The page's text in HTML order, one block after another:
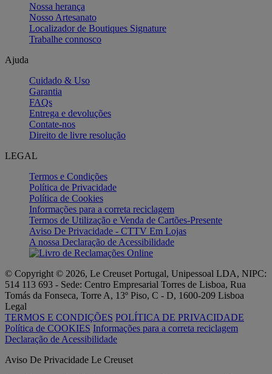
Nossa herança
Nosso Artesanato
Localizador de Boutiques Signature
Trabalhe connosco
Ajuda
Cuidado & Uso
Garantia
FAQs
Entrega e devoluções
Contate-nos
Direito de livre resolução
LEGAL
Termos e Condições
Política de Privacidade
Política de Cookies
Informações para a correta reciclagem
Termos de Utilização e Venda de Cartões-Presente
Aviso De Privacidade - CTTV Em Lojas
A nossa Declaração de Acessibilidade
© Copyright © 2026, Le Creuset Portugal, Unipessoal LDA, NIPC:
514 113 693 - Sede: Centro Empresarial Torres de Lisboa, Rua
Tomás da Fonseca, Torre A, 13º Piso, C - D, 1600-209 Lisboa
Legal
TERMOS E CONDIÇÕES POLÍTICA DE PRIVACIDADE
Política de COOKIES Informações para a correta reciclagem
Declaração de Acessibilidade
Aviso De Privacidade Le Creuset